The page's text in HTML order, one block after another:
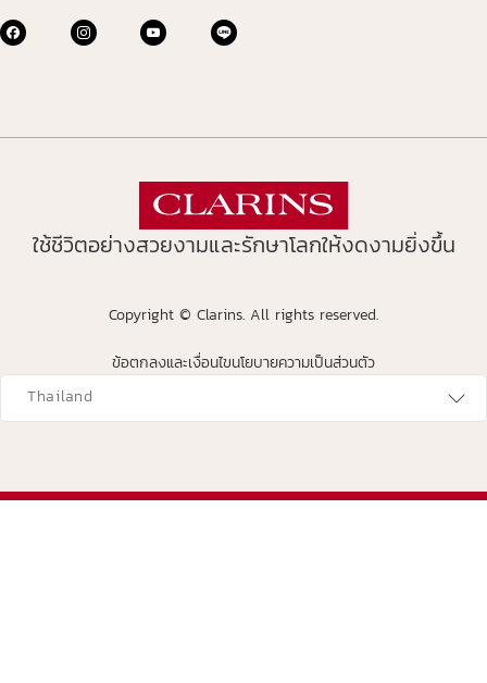
ใช้ชีวิตอย่างสวยงามและรักษาโลกให้งดงามยิ่งขึ้น
Copyright © Clarins. All rights reserved.
ข้อตกลงและเงื่อนไขนโยบายความเป็นส่วนตัว
Navigates to
Thailand